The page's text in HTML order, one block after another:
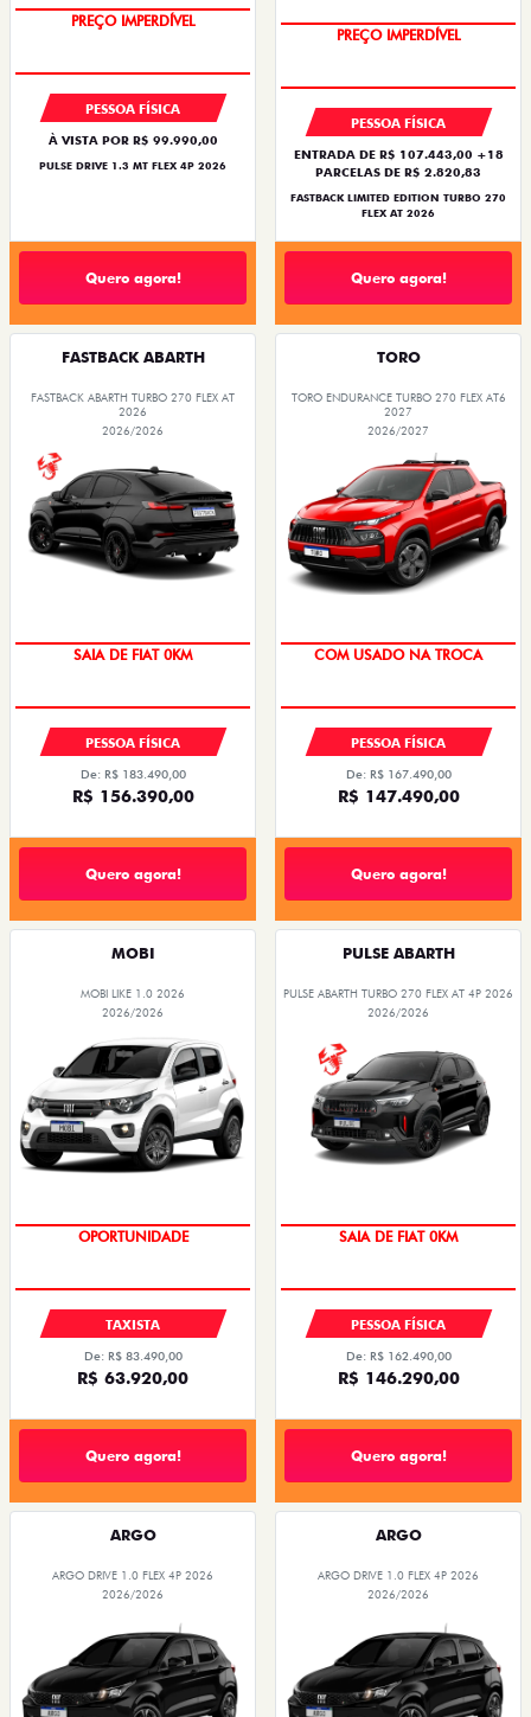
OPORTUNIDADE
PESSOA FÍSICA
À VISTA POR R$ 99.990,00
PULSE DRIVE 1.3 MT FLEX 4P 2026
Quero agora!
COM USADO NA TROCA
PESSOA FÍSICA
ENTRADA DE R$ 107.443,00 +18
PARCELAS DE R$ 2.820,83
FASTBACK LIMITED EDITION TURBO 270
FLEX AT 2026
Quero agora!
FASTBACK ABARTH
FASTBACK ABARTH TURBO 270 FLEX AT
2026
2026/2026
PREÇO IMPERDÍVEL
PESSOA FÍSICA
De: R$ 183.490,00
R$ 156.390,00
Quero agora!
TORO
TORO ENDURANCE TURBO 270 FLEX AT6
2027
2026/2027
OPORTUNIDADE
PESSOA FÍSICA
De: R$ 167.490,00
R$ 147.490,00
Quero agora!
MOBI
MOBI LIKE 1.0 2026
2026/2026
OPORTUNIDADE
TAXISTA
De: R$ 83.490,00
R$ 63.920,00
Quero agora!
PULSE ABARTH
PULSE ABARTH TURBO 270 FLEX AT 4P 2026
2026/2026
OPORTUNIDADE
PESSOA FÍSICA
De: R$ 162.490,00
R$ 146.290,00
Quero agora!
ARGO
ARGO DRIVE 1.0 FLEX 4P 2026
2026/2026
ARGO
ARGO DRIVE 1.0 FLEX 4P 2026
2026/2026